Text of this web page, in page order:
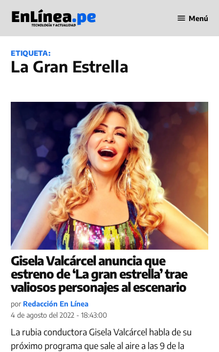
contenido
en Línea
Menú
ETIQUETA:
La Gran Estrella
Gisela Valcárcel anuncia que
estreno de ‘La gran estrella’ trae
valiosos personajes al escenario
por Redacción En Línea
4 de agosto del 2022 - 18:43:00
La rubia conductora Gisela Valcárcel habla de su
próximo programa que sale al aire a las 9 de la